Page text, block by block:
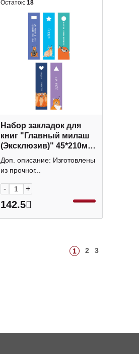
Остаток: 18
Набор закладок для
книг "Главный милаш
(Эксклюзив)" 45*210мм,
5шт, пластик ЗП50256
Listoff
Доп. описание: Изготовлены
из прочног...
- +
142.5
1 2 3